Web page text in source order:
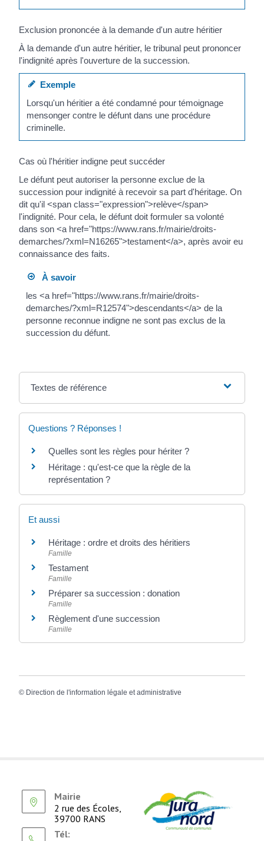
Exclusion prononcée à la demande d'un autre héritier
À la demande d'un autre héritier, le tribunal peut prononcer
l'indignité après l'ouverture de la succession.
Exemple
Lorsqu'un héritier a été condamné pour témoignage
mensonger contre le défunt dans une procédure
criminelle.
Cas où l'héritier indigne peut succéder
Le défunt peut autoriser la personne exclue de la
succession pour indignité à recevoir sa part d'héritage. On
dit qu'il <span class="expression">relève</span>
l'indignité. Pour cela, le défunt doit formuler sa volonté
dans son <a href="https://www.rans.fr/mairie/droits-
demarches/?xml=N16265">testament</a>, après avoir eu
connaissance des faits.
À savoir
les <a href="https://www.rans.fr/mairie/droits-
demarches/?xml=R12574">descendants</a> de la
personne reconnue indigne ne sont pas exclus de la
succession du défunt.
Textes de référence
Questions ? Réponses !
Quelles sont les règles pour hériter ?
Héritage : qu'est-ce que la règle de la
représentation ?
Et aussi
Héritage : ordre et droits des héritiers
Famille
Testament
Famille
Préparer sa succession : donation
Famille
Règlement d'une succession
Famille
© Direction de l'information légale et administrative
Mairie
2 rue des Écoles,
39700 RANS
Tél: